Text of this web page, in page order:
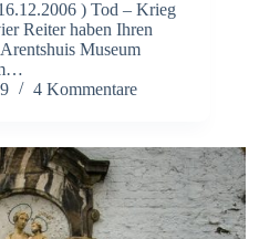
) Tod – Krieg
Reiter haben Ihren
Museum
4 Kommentare